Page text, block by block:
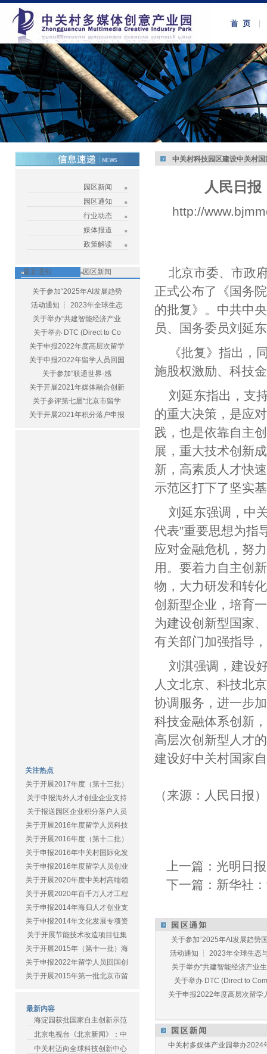
园区新闻
园区通知
行业动态
媒体报道
政策解读
最新通知 园区新闻
关于参加“2025年AI发展趋势
活动通知 ┆ 2023年全球生态
关于举办“共建智能经济产业
关于举办 DTC (Direct to Co
关于申报2022年度高层次留学
关于申报2022年留学人员回国
关于参加“联通世界·感
关于开展2021年媒体融合创新
关于参评第七届“北京市留学
关于开展2021年积分落户申报
关注热点
关于开展2017年度（第十三批）
关于申报海外人才创业企业支持
关于报送园区企业积分落户人员
关于开展2016年度留学人员科技
关于开展2016年度（第十二批）
关于申报2016年中关村国际化发
关于申报2016年度留学人员创业
关于开展2020年度中关村高端领
关于开展2020年百千万人才工程
关于申报2014年海归人才创业支
关于申报2014年文化发展专项资
关于开展节能技术改造项目征集
关于开展2015年（第十一批）海
关于申报2022年留学人员回国创
关于开展2015年第一批北京市留
最新内容
海淀园获批国家自主创新示范
北京电视台《北京新闻》：中
中关村迈向全球科技创新中心
中关村科技园区建设中关村
人民日
http://
北京市委、市政
正式公布了《国务
的批复》。中共中
员、国务委员刘延
《批复》指出，
施股权激励、科技
刘延东指出，支
的重大决策，是应
践，也是依靠自主
展，重大技术创新
新，高素质人才快
示范区打下了坚实
刘延东强调，中
代表”重要思想为指
应对金融危机，努
用。要着力自主创
物，大力研发和转
创新型企业，培育
为建设创新型国家
有关部门加强指导
刘淇强调，建设
人文北京、科技北
协调服务，进一步
科技金融体系创新
高层次创新型人才
建设好中关村国家
（来源：人民日报）
上一篇： 光明日
下一篇： 新华社
关于参加“2025年AI发展趋势
活动通知 ┆ 2023年全球生态
关于举办“共建智能经济产业
关于举办 DTC (Direct to
关于申报2022年度高层次留学
中关村多媒体产业园举办2024